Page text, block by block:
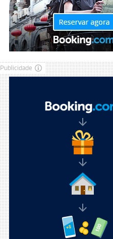
Publicidade